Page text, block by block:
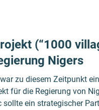
(“1000
Nigers
zu diesem Zeitpunkt
für die Regierung von
sollte ein strategischer